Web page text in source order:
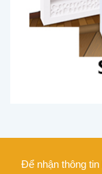
Để nhận thông